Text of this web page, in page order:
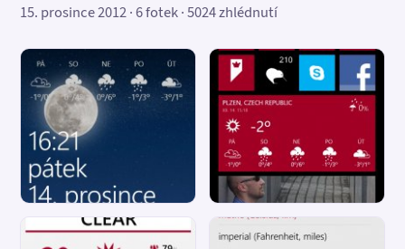
15. prosince 2012 · 6 fotek · 5024 zhlédnutí